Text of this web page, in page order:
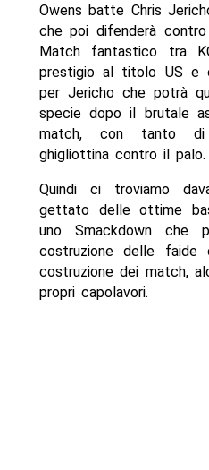
Owens batte Chris
che poi difenderà
Match fantastico tra
prestigio al titolo US e
per Jericho che potrà
specie dopo il brutale
match, con tanto
ghigliottina contro il
Quindi ci troviamo
gettato delle ottime
uno Smackdown che
costruzione delle faide
costruzione dei match,
propri capolavori.